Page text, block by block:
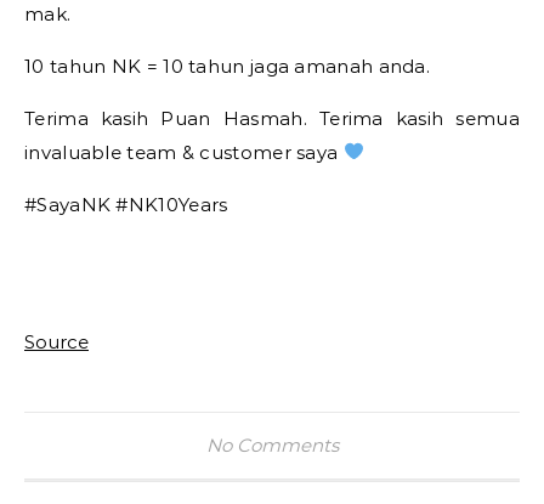
mak.
10 tahun NK = 10 tahun jaga amanah anda.
Terima kasih Puan Hasmah. Terima kasih semua
invaluable team & customer saya
#SayaNK #NK10Years
Source
No Comments